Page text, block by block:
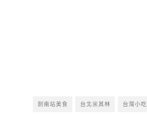
劍南站美食 台北米其林 台灣小吃